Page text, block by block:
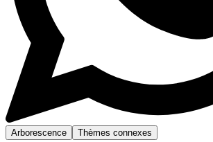
Arborescence Thèmes connexes